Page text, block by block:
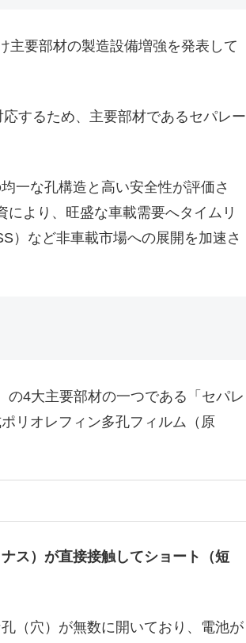
要部材の製造設備増強を発表して
するため、主要部材であるセパレー
一な孔構造と高い安全性が評価さ
より、旺盛な車載需要へタイムリ
）など非車載市場への展開を加速さ
4大主要部材の一つである「セパレ
ポリオレフィン多孔フィルム（原
ス）が直接接触してショート（短
（穴）が無数に開いており、電池が